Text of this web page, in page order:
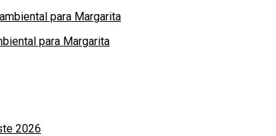
para Margarita